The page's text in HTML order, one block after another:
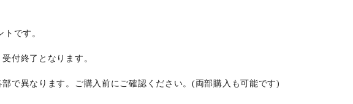
トです。
付終了となります。
部で異なります。ご購入前にご確認ください。(両部購入も可能です)